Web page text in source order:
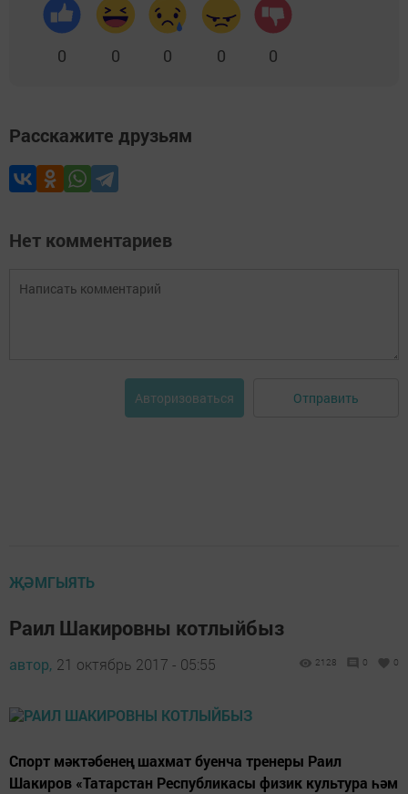
0 0 0 0 0
Расскажите друзьям
Нет комментариев
Авторизоваться Отправить
ҖӘМГЫЯТЬ
Раил Шакировны котлыйбыз
автор, 21 октябрь 2017 - 05:55 2128 0 0
Спорт мәктәбенең шахмат буенча тренеры Раил
Шакиров «Татарстан Республикасы физик культура һәм